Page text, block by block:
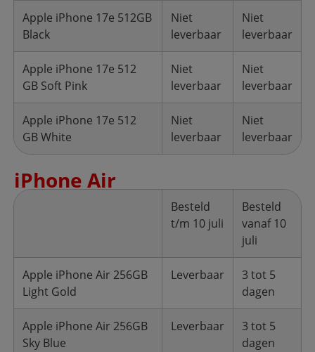
Apple iPhone 17e 512GB
Black
Niet
leverbaar
Niet
leverbaar
Apple iPhone 17e 512
GB Soft Pink
Niet
leverbaar
Niet
leverbaar
Apple iPhone 17e 512
GB White
Niet
leverbaar
Niet
leverbaar
iPhone Air
Besteld
t/m 10 juli
Besteld
vanaf 10
juli
Apple iPhone Air 256GB
Light Gold
Leverbaar
3 tot 5
dagen
Apple iPhone Air 256GB
Sky Blue
Leverbaar
3 tot 5
dagen